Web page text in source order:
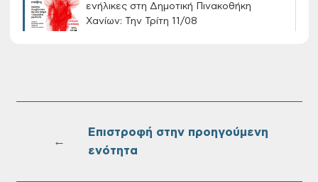
ενήλικες στη Δημοτική Πινακοθήκη
Χανίων: Την Τρίτη 11/08
Τακτική συνεδρίαση Δημοτικής Επιτροπής
←
Επιστροφή στην προηγούμενη
ενότητα